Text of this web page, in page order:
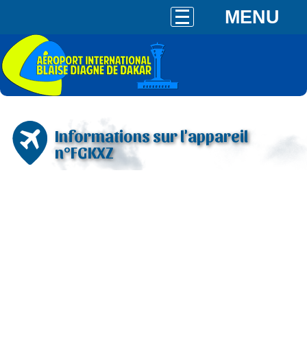
MENU
Informations sur l'appareil
n°FGKXZ